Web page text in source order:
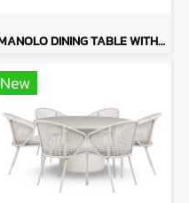
MANOLO DINING TABLE WITH RHODOS
New